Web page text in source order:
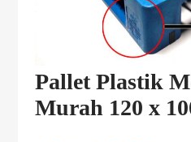
Pallet Plastik
Murah 120 x